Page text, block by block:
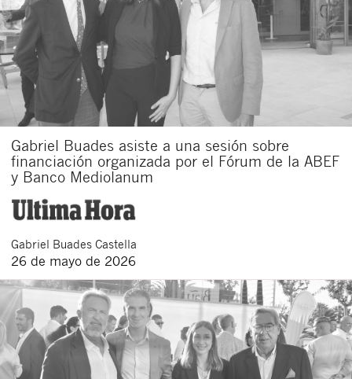
Gabriel Buades asiste a una sesión sobre
financiación organizada por el Fórum de la ABEF
y Banco Mediolanum
Gabriel Buades Castella
26 de mayo de 2026